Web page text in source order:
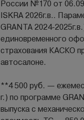
России №170 от
ISKRA 2026г.в..
GRANTA 2024-
единовременного
страхования КАСКО
автосалоне.
**4 500 руб. —
г.) по программе
выпуска с